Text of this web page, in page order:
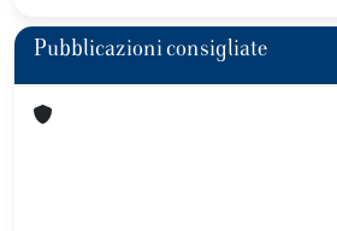
Pubblicazioni consigliate